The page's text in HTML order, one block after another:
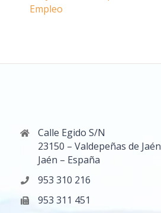
Empleo
Calle Egido S/N
23150 – Valdepeñas de Jaén
Jaén – España
953 310 216
953 311 451